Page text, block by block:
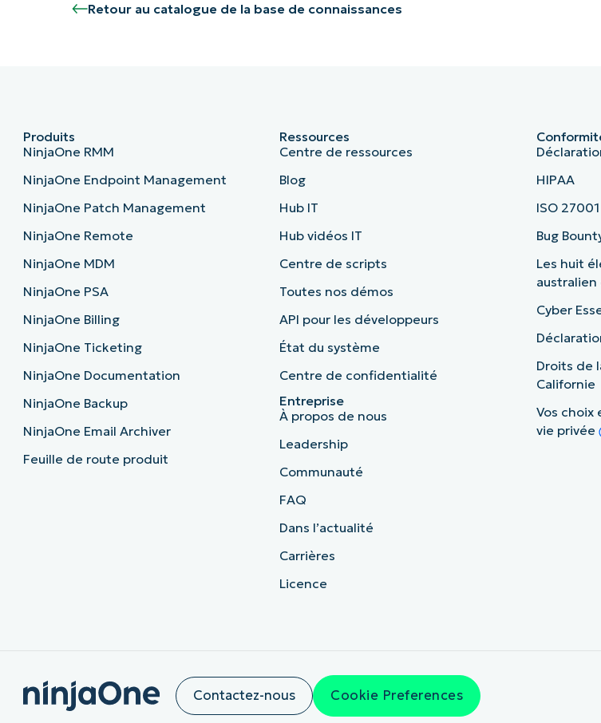
Retour au catalogue de la base de connaissances
Produits
NinjaOne RMM
NinjaOne Endpoint Management
NinjaOne Patch Management
NinjaOne Remote
NinjaOne MDM
NinjaOne PSA
NinjaOne Billing
NinjaOne Ticketing
NinjaOne Documentation
NinjaOne Backup
NinjaOne Email Archiver
Feuille de route produit
Ressources
Centre de ressources
Blog
Hub IT
Hub vidéos IT
Centre de scripts
Toutes nos démos
API pour les développeurs
État du système
Centre de confidentialité
Entreprise
À propos de nous
Leadership
Communauté
FAQ
Dans l’actualité
Carrières
Licence
HIPAA
ISO 27001
Bug
Les huit
Cyber
Droits de
Californie
Vos
vie privée
Contactez-nous Cookie Preferences